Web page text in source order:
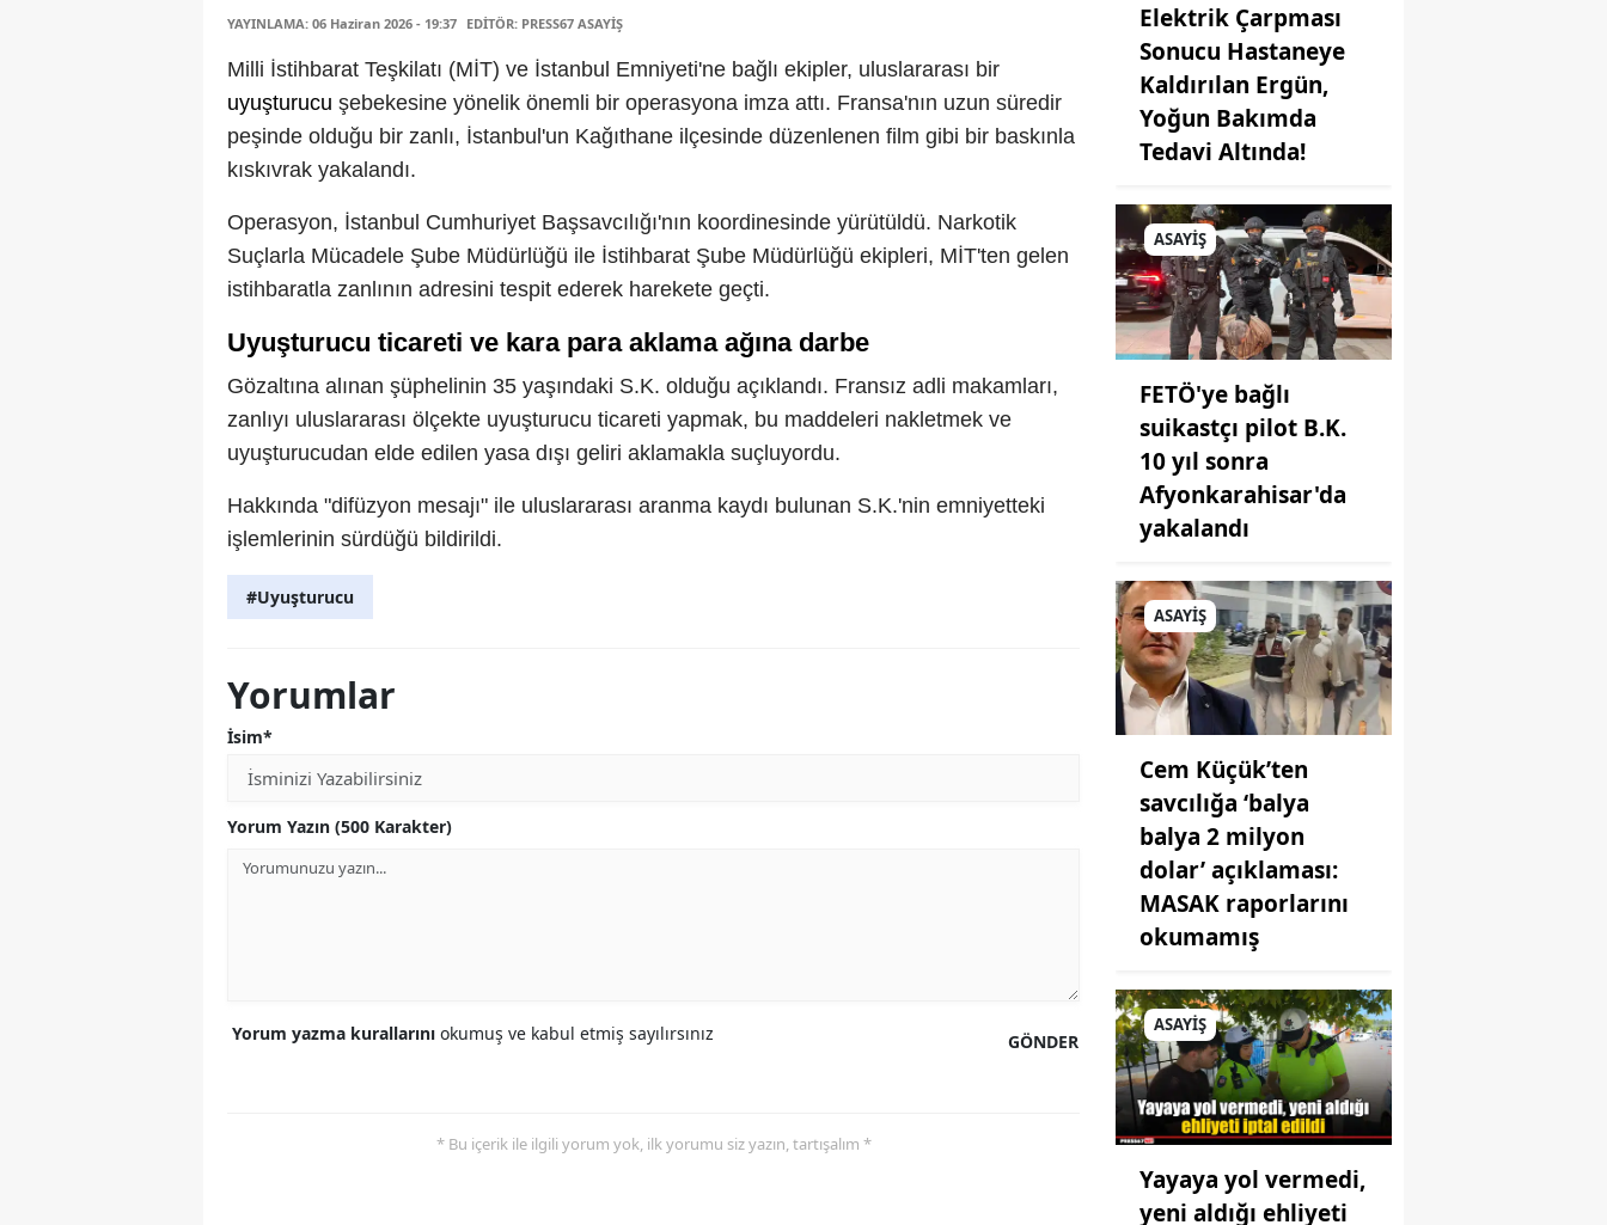
YAYINLAMA: 06 Haziran 2026 - 19:37 EDİTÖR: PRESS67 ASAYİŞ
Milli İstihbarat Teşkilatı (MİT) ve İstanbul Emniyeti'ne bağlı ekipler, uluslararası bir
uyuşturucu şebekesine yönelik önemli bir operasyona imza attı. Fransa'nın uzun süredir
peşinde olduğu bir zanlı, İstanbul'un Kağıthane ilçesinde düzenlenen film gibi bir baskınla
kıskıvrak yakalandı.
Operasyon, İstanbul Cumhuriyet Başsavcılığı'nın koordinesinde yürütüldü. Narkotik
Suçlarla Mücadele Şube Müdürlüğü ile İstihbarat Şube Müdürlüğü ekipleri, MİT'ten gelen
istihbaratla zanlının adresini tespit ederek harekete geçti.
Uyuşturucu ticareti ve kara para aklama ağına darbe
Gözaltına alınan şüphelinin 35 yaşındaki S.K. olduğu açıklandı. Fransız adli makamları,
zanlıyı uluslararası ölçekte uyuşturucu ticareti yapmak, bu maddeleri nakletmek ve
uyuşturucudan elde edilen yasa dışı geliri aklamakla suçluyordu.
Hakkında "difüzyon mesajı" ile uluslararası aranma kaydı bulunan S.K.'nin emniyetteki
işlemlerinin sürdüğü bildirildi.
#Uyuşturucu
Yorumlar
İsim*
Yorum Yazın (500 Karakter)
GÖNDER
Yorum yazma kurallarını okumuş ve kabul etmiş sayılırsınız
* Bu içerik ile ilgili yorum yok, ilk yorumu siz yazın, tartışalım *
Elektrik Çarpması
Sonucu Hastaneye
Kaldırılan Ergün,
Yoğun Bakımda
Tedavi Altında!
ASAYİŞ
FETÖ'ye bağlı
suikastçı pilot B.K.
10 yıl sonra
Afyonkarahisar'da
yakalandı
ASAYİŞ
Cem Küçük’ten
savcılığa ‘balya
balya 2 milyon
dolar’ açıklaması:
MASAK raporlarını
okumamış
ASAYİŞ
Yayaya yol vermedi,
yeni aldığı ehliyeti